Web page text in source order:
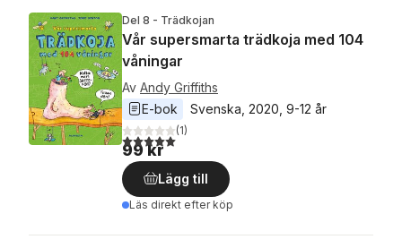
Del 8 - Trädkojan
Vår supersmarta trädkoja med 104
våningar
Av Andy Griffiths
E-bok
Svenska 2020 9-12 år
5,0utav 5 stjärnor. Totalt antal röster:
(1)
99 kr
Lägg till
Läs direkt efter köp